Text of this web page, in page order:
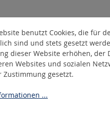
benutzt Cookies, die für
sind und stets gesetzt
dieser Website erhöhen,
Websites und sozialen
Zustimmung gesetzt.
...